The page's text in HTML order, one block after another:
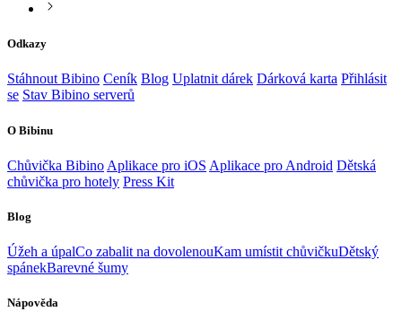
Odkazy
Stáhnout Bibino Ceník Blog Uplatnit dárek Dárková karta Přihlásit
se Stav Bibino serverů
O Bibinu
Chůvička Bibino Aplikace pro iOS Aplikace pro Android Dětská
chůvička pro hotely Press Kit
Blog
Úžeh a úpalCo zabalit na dovolenouKam umístit chůvičkuDětský
spánekBarevné šumy
Nápověda